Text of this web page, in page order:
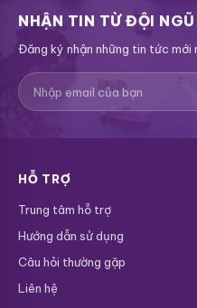
NHẬN TIN TỪ ĐỘI NGŨ
Đăng ký nhận những tin tức mới
HỖ TRỢ
Trung tâm hỗ trợ
Hướng dẫn sử dụng
Câu hỏi thường gặp
Liên hệ